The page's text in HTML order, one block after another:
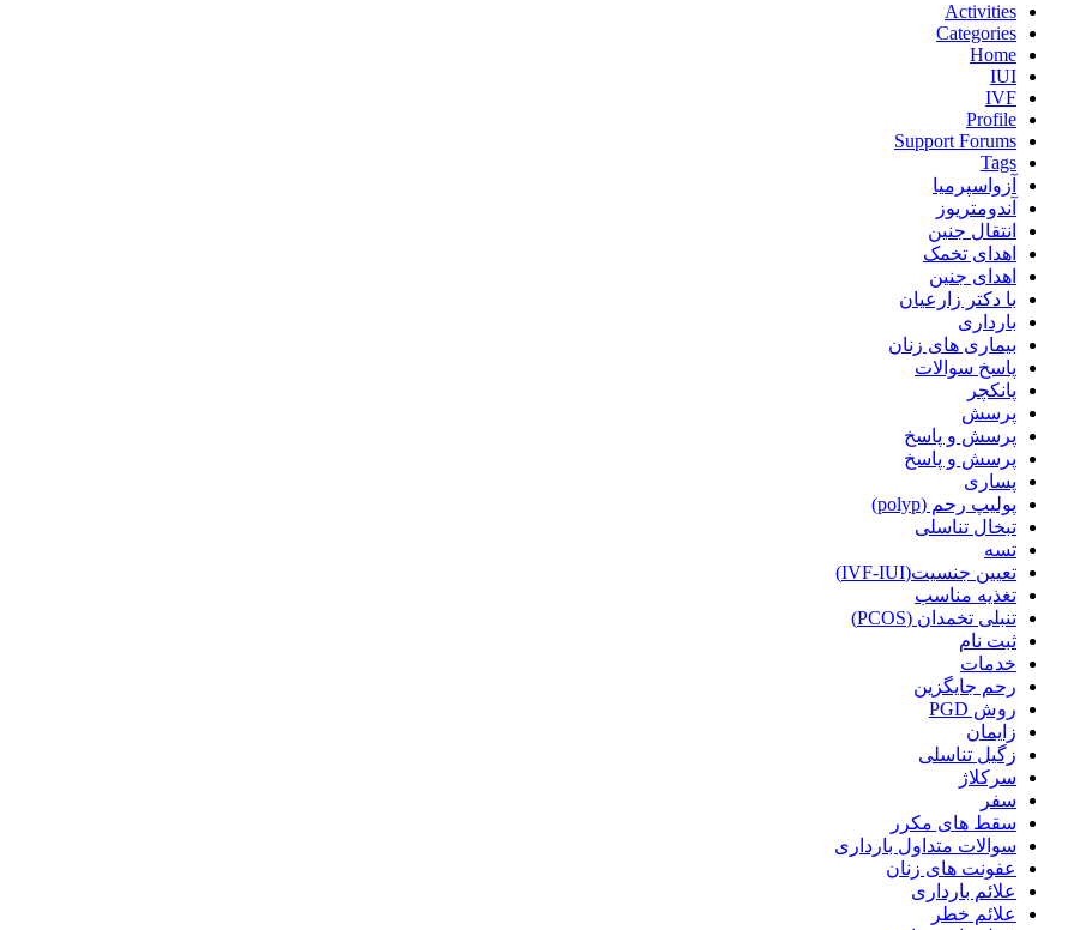
Activities
Categories
Home
IUI
IVF
Profile
Support Forums
Tags
آزواسپرمیا
آندومتریوز
انتقال جنین
اهدای تخمک
اهدای جنین
با دکتر زارعیان
بارداری
بیماری های زنان
پاسخ سوالات
پانکچر
پرسش
پرسش و پاسخ
پرسش و پاسخ
پساری
پولیپ رحم (polyp)
تبخال تناسلی
تسه
تعیین جنسیت(IVF-IUI)
تغذیه مناسب
تنبلی تخمدان (PCOS)
ثبت نام
خدمات
رحم جایگزین
روش PGD
زایمان
زگیل تناسلی
سرکلاژ
سفر
سقط های مکرر
سوالات متداول بارداری
عفونت های زنان
علائم بارداری
علائم خطر